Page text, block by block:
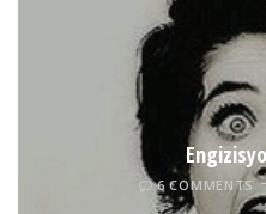
6 COMMENTS